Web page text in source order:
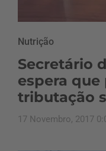
Nutrição
Secretário
espera
tributação
17 Novembro, 2017